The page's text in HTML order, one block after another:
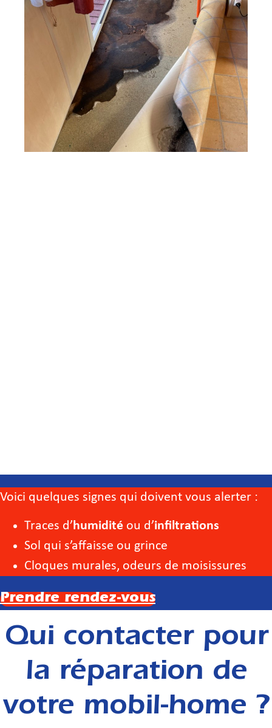
Voici quelques signes qui doivent vous alerter :
Traces d’humidité ou d’infiltrations
Sol qui s’affaisse ou grince
Cloques murales, odeurs de moisissures
Prendre rendez-vous
Qui contacter pour
la réparation de
votre mobil-home ?